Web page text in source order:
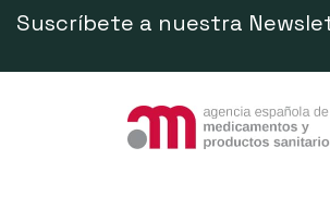
Suscríbete a nuestra